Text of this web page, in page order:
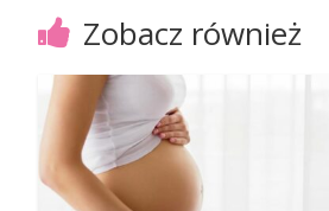
Zobacz również